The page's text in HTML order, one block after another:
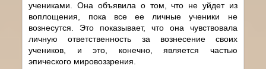
учениками. Она объявила о том, что не уйдет из
воплощения, пока все ее личные ученики не
вознесутся. Это показывает, что она чувствовала
личную ответственность за вознесение своих
учеников, и это, конечно, является частью
эпического мировоззрения.